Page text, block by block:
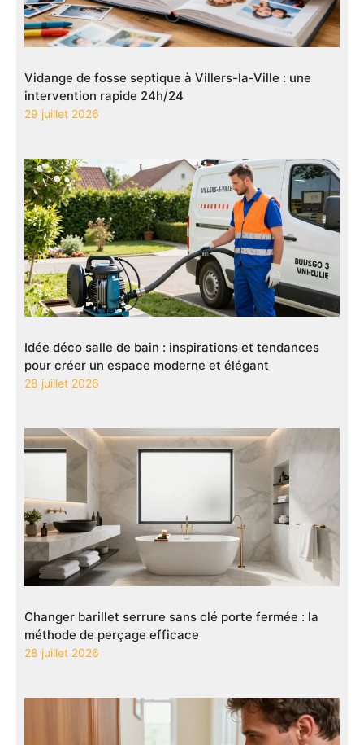
Vidange de fosse septique à Villers-la-Ville : une
intervention rapide 24h/24
29 juillet 2026
Idée déco salle de bain : inspirations et tendances
pour créer un espace moderne et élégant
28 juillet 2026
Changer barillet serrure sans clé porte fermée : la
méthode de perçage efficace
28 juillet 2026